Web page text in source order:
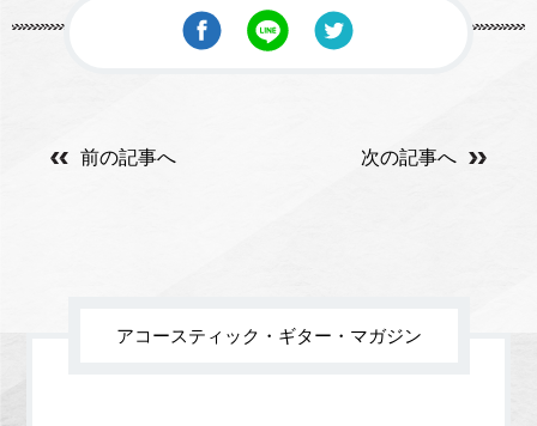
前の記事へ 次の記事へ
アコースティック・ギター・マガジン